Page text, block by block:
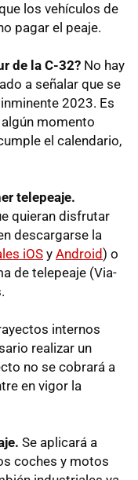
los vehículos de
pagar el peaje.
de la C-32? No hay
a señalar que se
2023. Es
momento
el calendario,
telepeaje.
quieran disfrutar
descargarse la
iOS y Android) o
de telepeaje (Via-
internos
realizar un
no se cobrará a
en vigor la
Se aplicará a
coches y motos